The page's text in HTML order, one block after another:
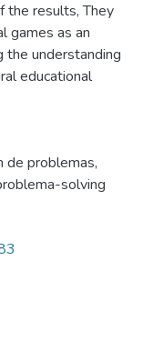
the results, They
games as an
understanding
educational
de problemas,
solving